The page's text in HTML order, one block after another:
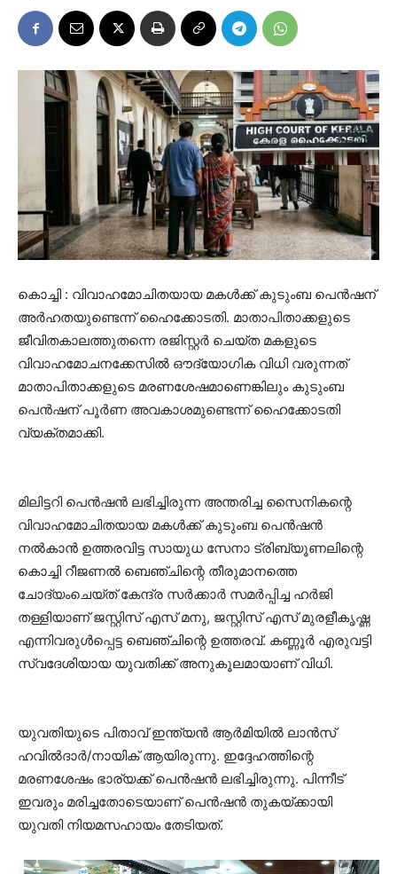
കൊച്ചി : വിവാഹമോചിതയായ മകൾക്ക് കുടുംബ പെൻഷന്
അർഹതയുണ്ടെന്ന് ഹൈക്കോടതി. മാതാപിതാക്കളുടെ
ജീവിതകാലത്തുതന്നെ രജിസ്റ്റർ ചെയ്ത മകളുടെ
വിവാഹമോചനക്കേസിൽ ഔദ്യോഗിക വിധി വരുന്നത്
മാതാപിതാക്കളുടെ മരണശേഷമാണെങ്കിലും കുടുംബ
പെൻഷന് പൂർണ അവകാശമുണ്ടെന്ന്‌ ഹൈക്കോടതി
വ്യക്തമാക്കി.
മിലിട്ടറി പെൻഷൻ ലഭിച്ചിരുന്ന അന്തരിച്ച സൈനികന്റെ
വിവാഹമോചിതയായ മകൾക്ക്‌ കുടുംബ പെൻഷൻ
നൽകാൻ ഉത്തരവിട്ട സായുധ സേനാ ട്രിബ്യൂണലിന്റെ
കൊച്ചി റീജണൽ ബെഞ്ചിന്റെ തീരുമാനത്തെ
ചോദ്യംചെയ്ത് കേന്ദ്ര സർക്കാർ സമർപ്പിച്ച ഹർജി
തള്ളിയാണ് ജസ്റ്റിസ് എസ് മനു, ജസ്റ്റിസ് എസ് മുരളീകൃഷ്ണ
എന്നിവരുൾപ്പെട്ട ബെഞ്ചിന്റെ ഉത്തരവ്‌. കണ്ണൂർ എരുവട്ടി
സ്വദേശിയായ യുവതിക്ക് അനുകൂലമായാണ് വിധി.
യുവതിയുടെ പിതാവ് ഇന്ത്യൻ ആർമിയിൽ ലാൻസ്
ഹവിൽദാർ/നായിക് ആയിരുന്നു. ഇദ്ദേഹത്തിന്റെ
മരണശേഷം ഭാര്യക്ക്‌ പെൻഷൻ ലഭിച്ചിരുന്നു. പിന്നീട്‌
ഇവരും മരിച്ചതോടെയാണ് പെൻഷൻ തുകയ്ക്കായി
യുവതി നിയമസഹായം തേടിയത്.